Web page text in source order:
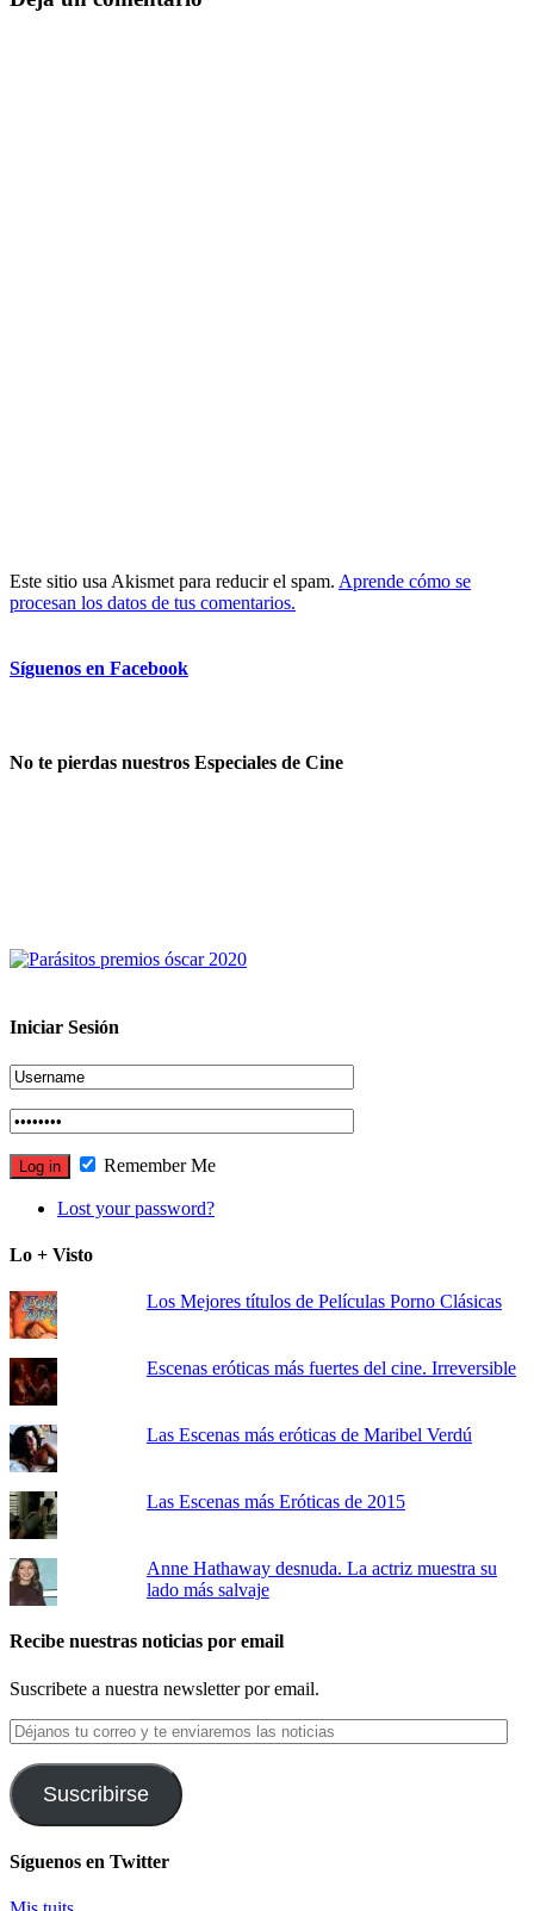
Este sitio usa Akismet para reducir el spam. Aprende cómo se
procesan los datos de tus comentarios.
Síguenos en Facebook
No te pierdas nuestros Especiales de Cine
Iniciar Sesión
Remember Me
Lost your password?
Lo + Visto
Los Mejores títulos de Películas Porno Clásicas
Escenas eróticas más fuertes del cine. Irreversible
Las Escenas más eróticas de Maribel Verdú
Las Escenas más Eróticas de 2015
Anne Hathaway desnuda. La actriz muestra su
lado más salvaje
Recibe nuestras noticias por email
Suscribete a nuestra newsletter por email.
Déjanos
tu
correo
y
te
las
noticias
Suscribirse
Síguenos en Twitter